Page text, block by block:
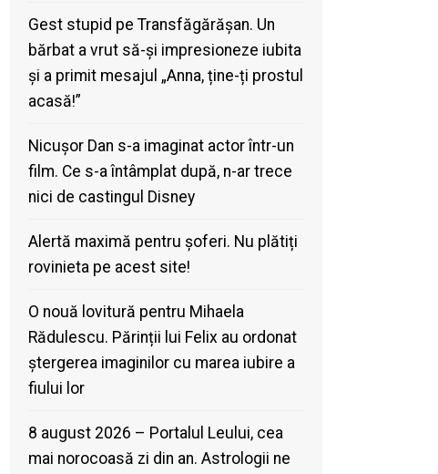
Gest stupid pe Transfăgărășan. Un
bărbat a vrut să-și impresioneze iubita
și a primit mesajul „Anna, ține-ți prostul
acasă!”
Nicușor Dan s-a imaginat actor într-un
film. Ce s-a întâmplat după, n-ar trece
nici de castingul Disney
Alertă maximă pentru șoferi. Nu plătiți
rovinieta pe acest site!
O nouă lovitură pentru Mihaela
Rădulescu. Părinții lui Felix au ordonat
ștergerea imaginilor cu marea iubire a
fiului lor
8 august 2026 – Portalul Leului, cea
mai norocoasă zi din an. Astrologii ne